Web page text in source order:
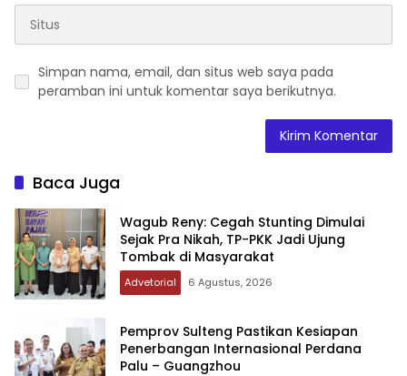
Simpan nama, email, dan situs web saya pada
peramban ini untuk komentar saya berikutnya.
Baca Juga
Wagub Reny: Cegah Stunting Dimulai
Sejak Pra Nikah, TP-PKK Jadi Ujung
Tombak di Masyarakat
Advetorial 6 Agustus, 2026
Pemprov Sulteng Pastikan Kesiapan
Penerbangan Internasional Perdana
Palu – Guangzhou